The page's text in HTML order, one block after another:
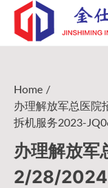
Skip
content
Home
办理解放军总医院
拆机服务2023-
办理解放军
2/28/2024